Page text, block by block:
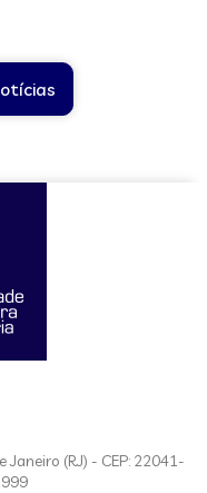
Janeiro (RJ) - CEP: 22041-